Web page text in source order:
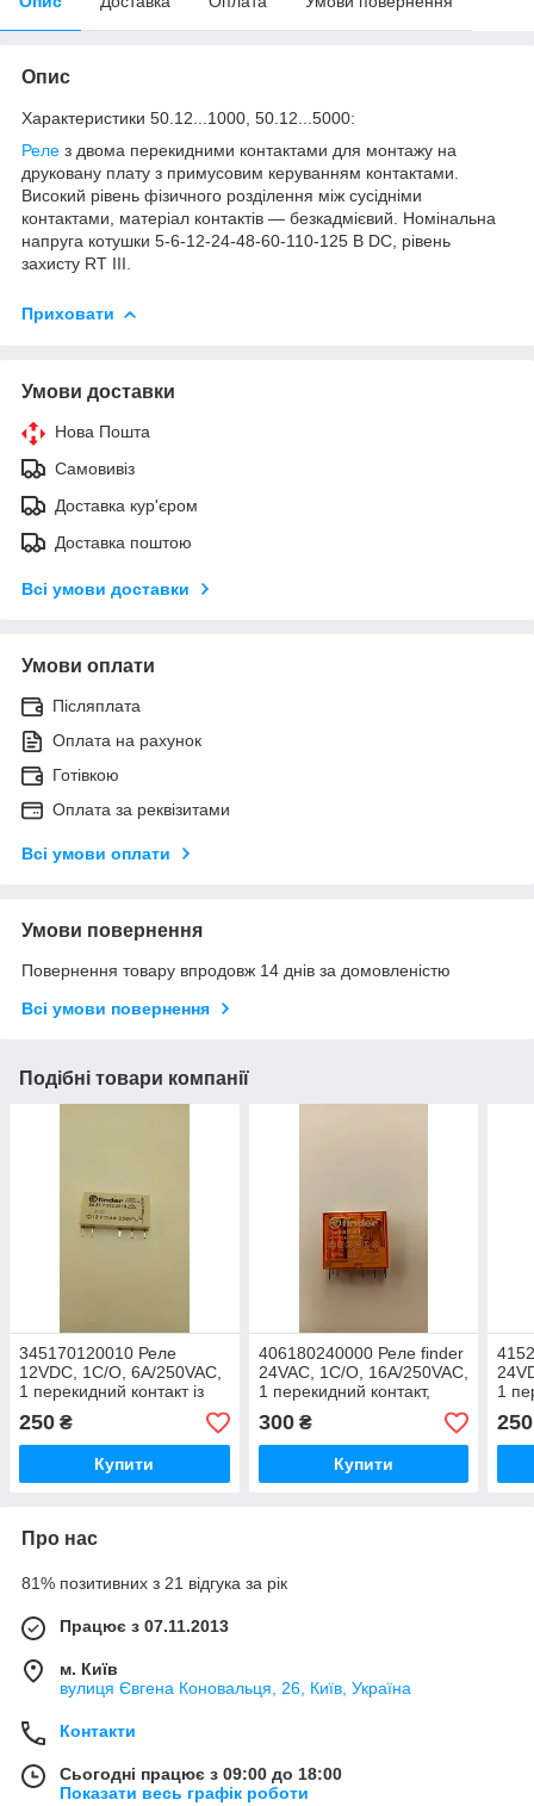
Опис
Характеристики 50.12...1000, 50.12...5000:
Реле з двома перекидними контактами для монтажу на
друковану плату з примусовим керуванням контактами.
Високий рівень фізичного розділення між сусідніми
контактами, матеріал контактів — безкадмієвий. Номінальна
напруга котушки 5-6-12-24-48-60-110-125 В DC, рівень
захисту RT III.
Приховати
Умови доставки
Нова Пошта
Самовивіз
Доставка кур'єром
Доставка поштою
Всі умови доставки
Умови оплати
Післяплата
Оплата на рахунок
Готівкою
Оплата за реквізитами
Всі умови оплати
Умови повернення
Повернення товару впродовж 14 днів за домовленістю
Всі умови повернення
Подібні товари компанії
345170120010 Реле
12VDC, 1C/O, 6А/250VAC,
1 перекидний контакт із
котушкою керування 12 В
постійного струму.
250 ₴
Купити
406180240000 Реле finder
24VAC, 1C/O, 16А/250VAC,
1 перекидний контакт,
котушка керування 24 В
пер. струму.
300₴
Купити
1
250
Про нас
81% позитивних з 21 відгука за рік
Працює з 07.11.2013
м. Київ
вулиця Євгена Коновальця, 26, Київ, Україна
Контакти
Сьогодні працює з 09:00 до 18:00
Показати весь графік роботи